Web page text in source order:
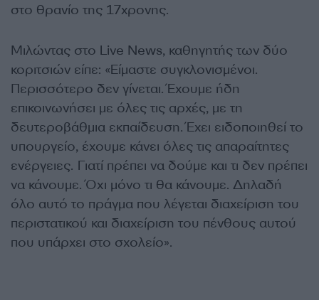
στο θρανίο της 17χρονης.
Μιλώντας στο Live News, καθηγητής των δύο
κοριτσιών είπε: «Είμαστε συγκλονισμένοι.
Περισσότερο δεν γίνεται. Έχουμε ήδη
επικοινωνήσει με όλες τις αρχές, με τη
δευτεροβάθμια εκπαίδευση. Έχει ειδοποιηθεί το
υπουργείο, έχουμε κάνει όλες τις απαραίτητες
ενέργειες. Γιατί πρέπει να δούμε και τι δεν πρέπει
να κάνουμε. Όχι μόνο τι θα κάνουμε. Δηλαδή
όλο αυτό το πράγμα που λέγεται διαχείριση του
περιστατικού και διαχείριση του πένθους αυτού
που υπάρχει στο σχολείο».